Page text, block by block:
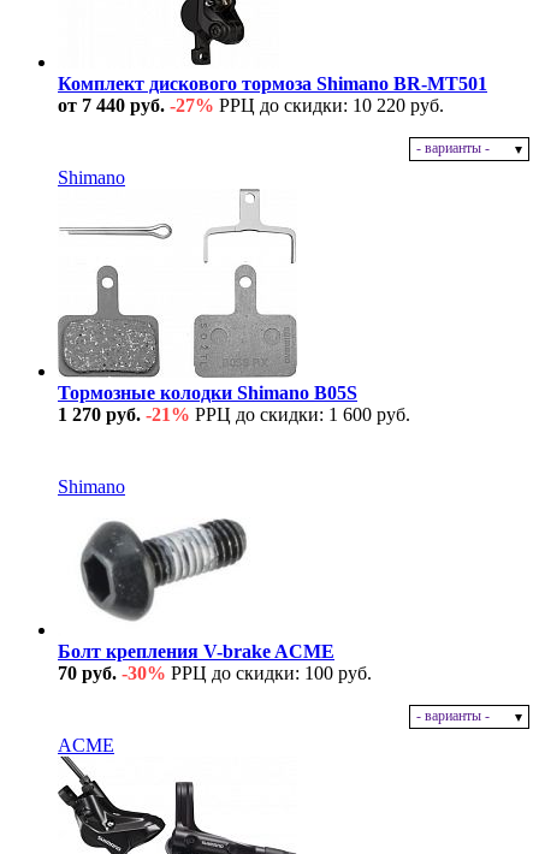
Комплект дискового тормоза Shimano BR-MT501
от 7 440 руб. -27% РРЦ до скидки: 10 220 руб.
- варианты -
Shimano
Тормозные колодки Shimano B05S
1 270 руб. -21% РРЦ до скидки: 1 600 руб.
Shimano
Болт крепления V-brake ACME
70 руб. -30% РРЦ до скидки: 100 руб.
- варианты -
ACME